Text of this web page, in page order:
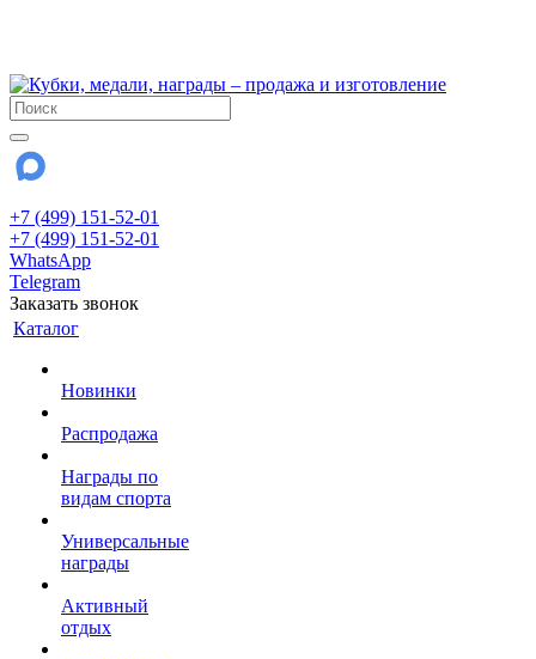
+7 (499) 151-52-01
+7 (499) 151-52-01
WhatsApp
Telegram
Заказать звонок
Каталог
Новинки
Распродажа
Награды по
видам спорта
Универсальные
награды
Активный
отдых